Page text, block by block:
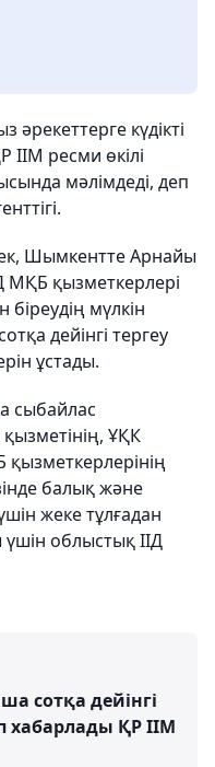
күдікті
ІІМ ресми өкілі
мәлімдеді, деп
Шымкентте Арнайы
МҚБ қызметкерлері
біреудің мүлкін
дейінгі тергеу
ұстады.
сыбайлас
ҰҚК
қызметкерлерінің
балық және
жеке тұлғадан
облыстық ІІД
сотқа дейінгі
хабарлады ҚР ІІМ